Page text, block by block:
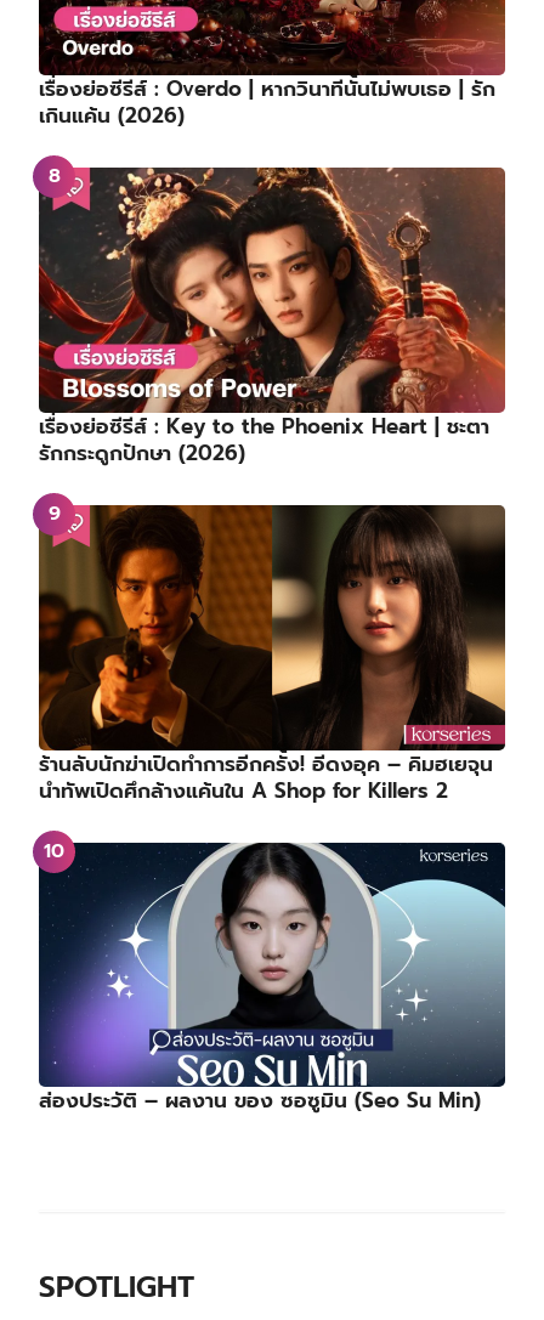
เรื่องย่อซีรีส์ : Overdo | หากวินาทีนั้นไม่พบเธอ | รัก
เกินแค้น (2026)
เรื่องย่อซีรีส์ : Key to the Phoenix Heart | ชะตา
รักกระดูกปักษา (2026)
ร้านลับนักฆ่าเปิดทำการอีกครั้ง! อีดงอุค – คิมฮเยจุน
นำทัพเปิดศึกล้างแค้นใน A Shop for Killers 2
ส่องประวัติ – ผลงาน ของ ซอซูมิน (Seo Su Min)
SPOTLIGHT